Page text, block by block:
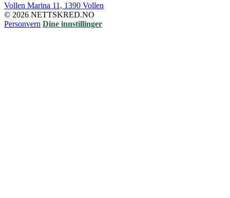
Vollen Marina 11, 1390 Vollen
© 2026 NETTSKRED.NO
Personvern Dine innstillinger